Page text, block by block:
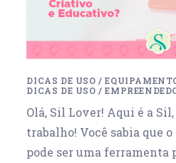
DICAS DE USO /
DICAS DE USO /
Olá, Sil Lover! Aqui é a
trabalho! Você sabia que
pode ser uma ferramenta